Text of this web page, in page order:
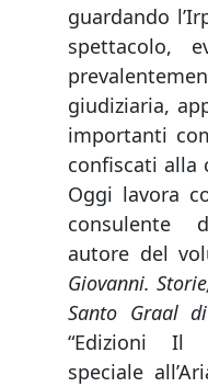
guardando
spettacolo,
giudiziaria,
importanti
confiscati alla
Oggi lavora
consulente
autore del
Giovanni.
Santo Graal
“Edizioni Il
speciale